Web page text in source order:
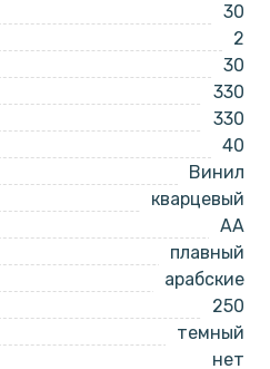
30
2
30
330
330
40
Винил
кварцевый
AA
плавный
арабские
250
темный
нет